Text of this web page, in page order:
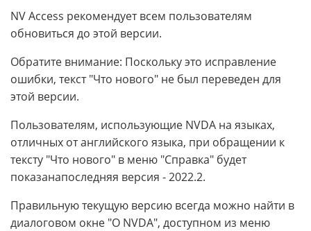
NV Access рекомендует всем пользователям
обновиться до этой версии.
Обратите внимание: Поскольку это исправление
ошибки, текст "Что нового" не был переведен для
этой версии.
Пользователям, использующие NVDA на языках,
отличных от английского языка, при обращении к
тексту "Что нового" в меню "Справка" будет
показанапоследняя версия - 2022.2.
Правильную текущую версию всегда можно найти в
диалоговом окне "О NVDA", доступном из меню